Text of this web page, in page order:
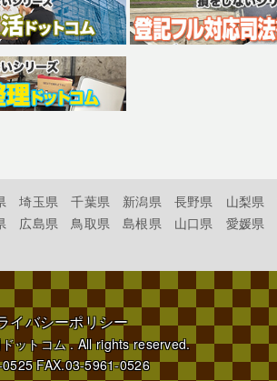
埼玉県 千葉県 新潟県 長野県 山梨県
広島県 鳥取県 島根県 山口県 愛媛県
イバシーポリシー
ットコム. All rights reserved.
FAX.03-5961-0526